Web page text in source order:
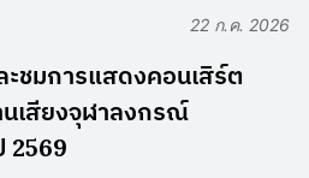
22 ก.ค. 2026
ชมการแสดงคอนเสิร์ต
นเสียงจุฬาลงกรณ์
2569